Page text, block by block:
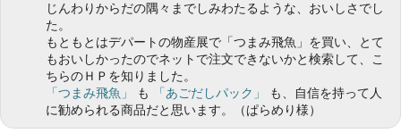
じんわりからだの隅々までしみわたるような、おいしさでし
た。
もともとはデパートの物産展で「つまみ飛魚」を買い、とて
もおいしかったのでネットで注文できないかと検索して、こ
ちらのＨＰを知りました。
「つまみ飛魚」
も 「あごだしパック」
も、自信を持って人
に勧められる商品だと思います。（ぱらめり様）